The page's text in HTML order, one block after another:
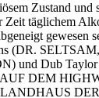
Zustand und
Zeit täglichem
gewesen
(DR.
und Dub
DEM